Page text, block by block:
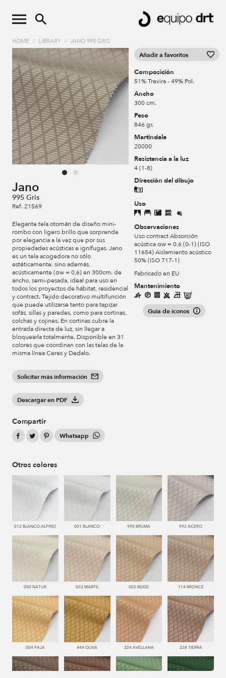
HOME / LIBRARY / JANO 995 GRIS
Jano
995 Gris
Ref. 21569
Elegante tela otomán de diseño mini-
rombo con ligero brillo que sorprende
por elegancia a la vez que por sus
propiedades acústicas e ignífugas. Jano
es un tela acogedora no sólo
estéticamente, sino además,
acústicamente (αw = 0,6) en 300cm. de
ancho, semi-pesada, ideal para uso en
todos los proyectos de hábitat, residencial
y contract. Tejido decorativo multifunción
que puede utilizarse tanto para tapizar
sofás, sillas y paredes, como para cortinas,
colchas y cojines. En cortinas cubre la
entrada directa de luz, sin llegar a
bloquearla totalmente. Disponible en 31
colores que coordinan con las telas de la
misma línea Ceres y Dedalo.
Solicitar más información
Descargar en PDF
Compartir
Whatsapp
Añadir a favoritos
Composición
51% Trevira - 49% Pol.
Ancho
300 cm.
Peso
846 gr.
Martindale
20000
Resistencia a la luz
4 (1-8)
Dirección del dibujo
Uso
Observaciones
Uso contract Absorción
acústica αw = 0,6 (0-1) (ISO
11654) Aislamiento acústico
50% (ISO 717-1)
Fabricado en EU
Mantenimiento
Guía de iconos
Otros colores
012 BLANCO ALPINO 001 BLANCO 990 BRUMA 992 ACERO
000 NATUR 003 MARFIL 002 BEIGE 114 BRONCE
004 PAJA 444 OLIVA 224 AVELLANA 228 TIERRA